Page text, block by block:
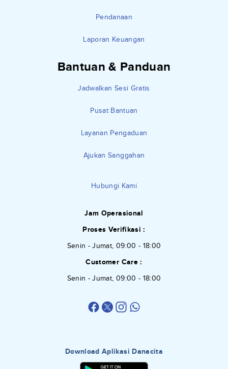
Pendanaan
Laporan Keuangan
Bantuan & Panduan
Jadwalkan Sesi Gratis
Pusat Bantuan
Layanan Pengaduan
Ajukan Sanggahan
Hubungi Kami
Jam Operasional
Proses Verifikasi :
Senin - Jumat, 09:00 - 18:00
Customer Care :
Senin - Jumat, 09:00 - 18:00
Download Aplikasi Danacita